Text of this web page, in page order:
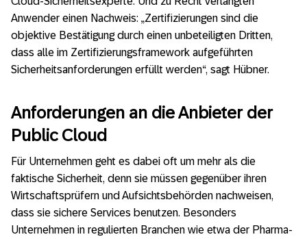
Anwender einen Nachweis: „Zertifizierungen sind die
objektive Bestätigung durch einen unbeteiligten Dritten,
dass alle im Zertifizierungsframework aufgeführten
Sicherheitsanforderungen erfüllt werden“, sagt Hübner.
Anforderungen an die Anbieter der
Public Cloud
Für Unternehmen geht es dabei oft um mehr als die
faktische Sicherheit, denn sie müssen gegenüber ihren
Wirtschaftsprüfern und Aufsichtsbehörden nachweisen,
dass sie sichere Services benutzen. Besonders
Unternehmen in regulierten Branchen wie etwa der Pharma-